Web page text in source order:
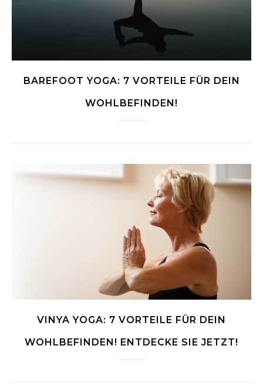
BAREFOOT YOGA: 7 VORTEILE FÜR DEIN
WOHLBEFINDEN!
VINYA YOGA: 7 VORTEILE FÜR DEIN
WOHLBEFINDEN! ENTDECKE SIE JETZT!